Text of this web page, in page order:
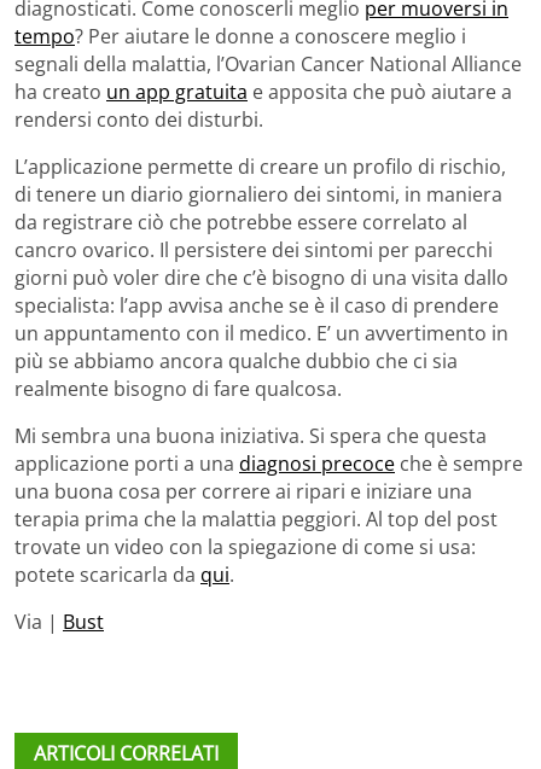
diagnosticati. Come conoscerli meglio per muoversi in
tempo? Per aiutare le donne a conoscere meglio i
segnali della malattia, l’Ovarian Cancer National Alliance
ha creato un app gratuita e apposita che può aiutare a
rendersi conto dei disturbi.
L’applicazione permette di creare un profilo di rischio,
di tenere un diario giornaliero dei sintomi, in maniera
da registrare ciò che potrebbe essere correlato al
cancro ovarico. Il persistere dei sintomi per parecchi
giorni può voler dire che c’è bisogno di una visita dallo
specialista: l’app avvisa anche se è il caso di prendere
un appuntamento con il medico. E’ un avvertimento in
più se abbiamo ancora qualche dubbio che ci sia
realmente bisogno di fare qualcosa.
Mi sembra una buona iniziativa. Si spera che questa
applicazione porti a una diagnosi precoce che è sempre
una buona cosa per correre ai ripari e iniziare una
terapia prima che la malattia peggiori. Al top del post
trovate un video con la spiegazione di come si usa:
potete scaricarla da qui.
Via | Bust
ARTICOLI CORRELATI